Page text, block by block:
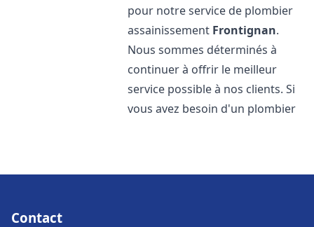
pour notre service de plombier
assainissement Frontignan.
Nous sommes déterminés à
continuer à offrir le meilleur
service possible à nos clients. Si
vous avez besoin d'un plombier
Contact